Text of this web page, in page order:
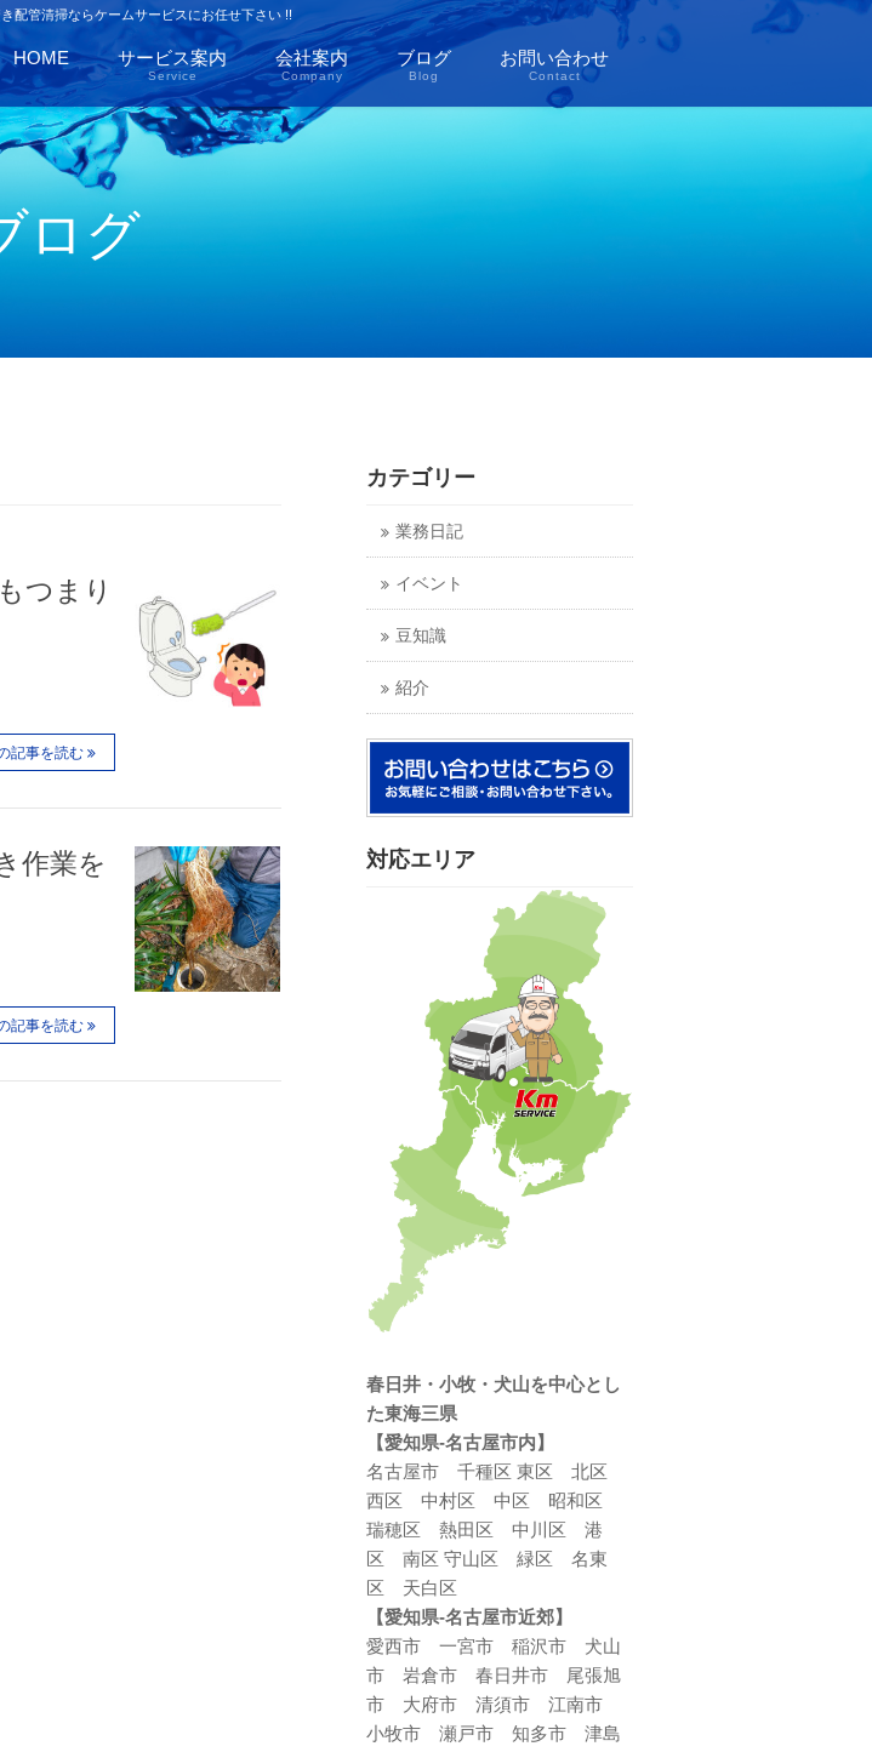
配管清掃ならケームサービスにお任せ下さい !!
HOME サービス案内
Service
会社案内
Company
ブログ
Blog
お問い合わせ
Contact
ログ
つまり
記事を読む
作業を
記事を読む
カテゴリー
業務日記
イベント
豆知識
紹介
対応エリア
春日井・小牧・犬山を中心とし
た東海三県
【愛知県-名古屋市内】
名古屋市 千種区 東区 北区
西区 中村区 中区 昭和区
瑞穂区 熱田区 中川区 港
区 南区 守山区 緑区 名東
区 天白区
【愛知県-名古屋市近郊】
愛西市 一宮市 稲沢市 犬山
市 岩倉市 春日井市 尾張旭
市 大府市 清須市 江南市
小牧市 瀬戸市 知多市 津島